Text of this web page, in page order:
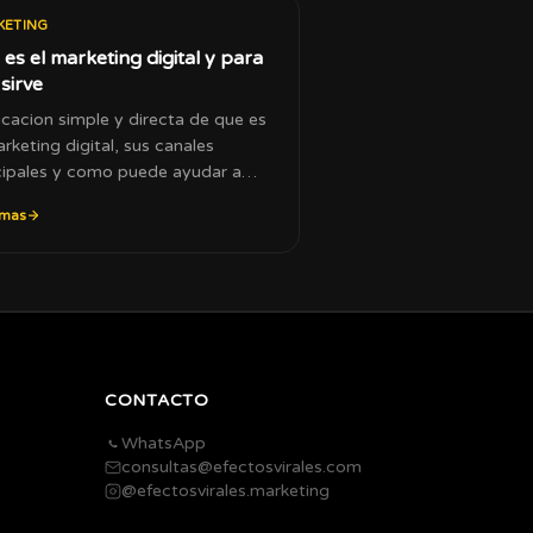
es el marketing digital y para
simple y directa de que es
digital, sus canales
y como puede ayudar a
CONTACTO
WhatsApp
consultas@efectosvirales.com
@efectosvirales.marketing